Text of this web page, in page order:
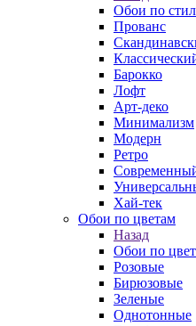
Обои по
Прованс
Барокко
Лофт
Арт-деко
Минимализм
Модерн
Ретро
Хай-тек
Обои по цветам
Назад
Обои по
Розовые
Бирюзовые
Зеленые
Однотонные